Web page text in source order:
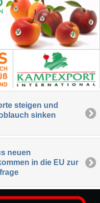
steigen und
sinken
neuen
in die EU zur